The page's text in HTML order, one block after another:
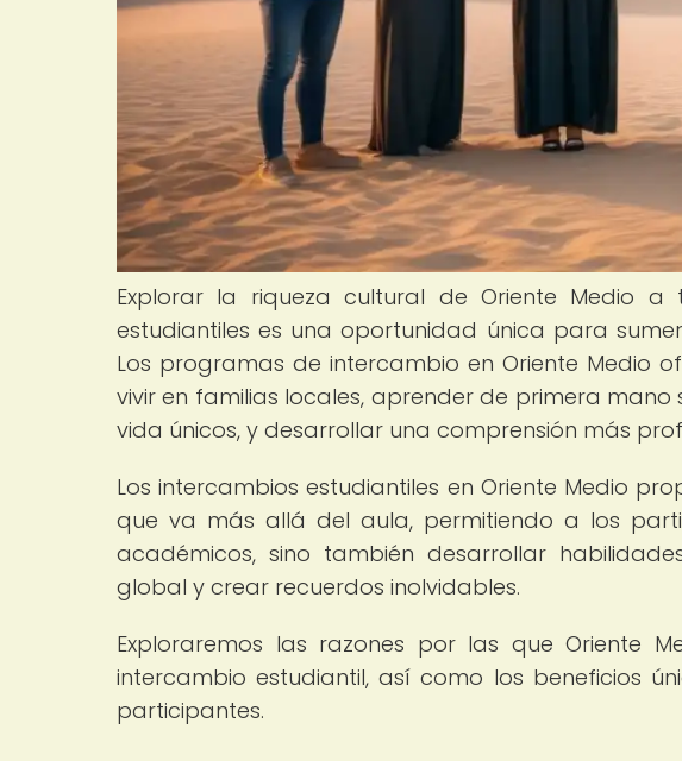
Explorar la riqueza cultural de Oriente Medio a
estudiantiles es una oportunidad única para
Los programas de intercambio en Oriente Medio
vivir en familias locales, aprender de primera
vida únicos, y desarrollar una comprensión más
Los intercambios estudiantiles en Oriente Medio
que va más allá del aula, permitiendo a los
académicos, sino también desarrollar
global y crear recuerdos inolvidables.
Exploraremos las razones por las que Oriente
intercambio estudiantil, así como los beneficios
participantes.